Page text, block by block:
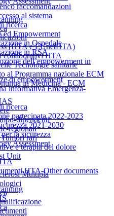
(HTA e EUnetHTA)
collaborativi HTA
Tecnologie sanitarie
al Programma nazionale ECM
in Medicina - ECM
dipendenti
regionali
rari
e terapia del dolore
Unit
Multipla
raccomandazioni
al sistema
ricerca
ed Empowerment
in Ospedale
in RSA
dell’empowerment in
di empowerment
informativa Emergenza-
ricerca
partecipata 2022-2023
2021-2030
la sicurezza
Assessment
HTA-Other documents